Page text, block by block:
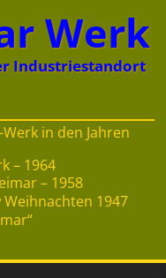
Werk
Industriestandort
in den Jahren
– 1964
– 1958
1947